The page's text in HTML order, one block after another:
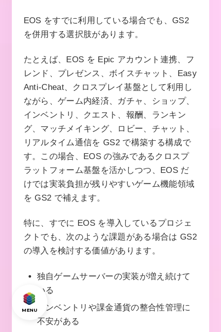
MENU
EOS をすでに利用している場合でも、GS2
を併用する選択肢があります。
たとえば、EOS を Epic アカウント連携、フ
レンド、プレゼンス、ボイスチャット、Easy
Anti-Cheat、クロスプレイ基盤として利用し
ながら、ゲーム内経済、ガチャ、ショップ、
インベントリ、クエスト、報酬、ランキン
グ、マッチメイキング、ロビー、チャット、
リアルタイム通信を GS2 で構築する構成で
す。この場合、EOS の強みであるクロスプ
ラットフォーム基盤を活かしつつ、EOS だ
けでは実装負担が残りやすいゲーム機能領域
を GS2 で補えます。
特に、すでに EOS を導入しているプロジェ
クトでも、次のような課題がある場合は GS2
の導入を検討する価値があります。
独自ゲームサーバーの実装が増え続けて
いる
インベントリや課金通貨の整合性管理に
不安がある